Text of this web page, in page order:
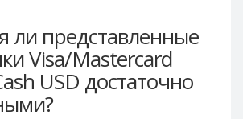
ли представленные
Visa/Mastercard
USD достаточно
PaySera PLN
AliPay CNY
UnionPay CNY